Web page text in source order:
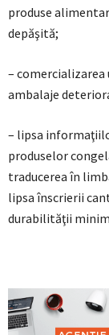
produse
depăşită;
–
ambalaje
– lipsa
produselor
traducerea în
lipsa înscrierii
durabilităţii